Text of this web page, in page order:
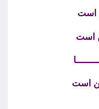
است
است
است